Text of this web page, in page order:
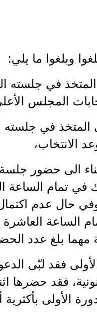
وبلغوا ما يلي:
في جلسته
في جلسته
الى حضور
في تمام الساعة
الواقع في 30/07/1978، وفي
الساعة
فقد لبّى الدعوة
فقد حضرها
الأولى بأكثرية